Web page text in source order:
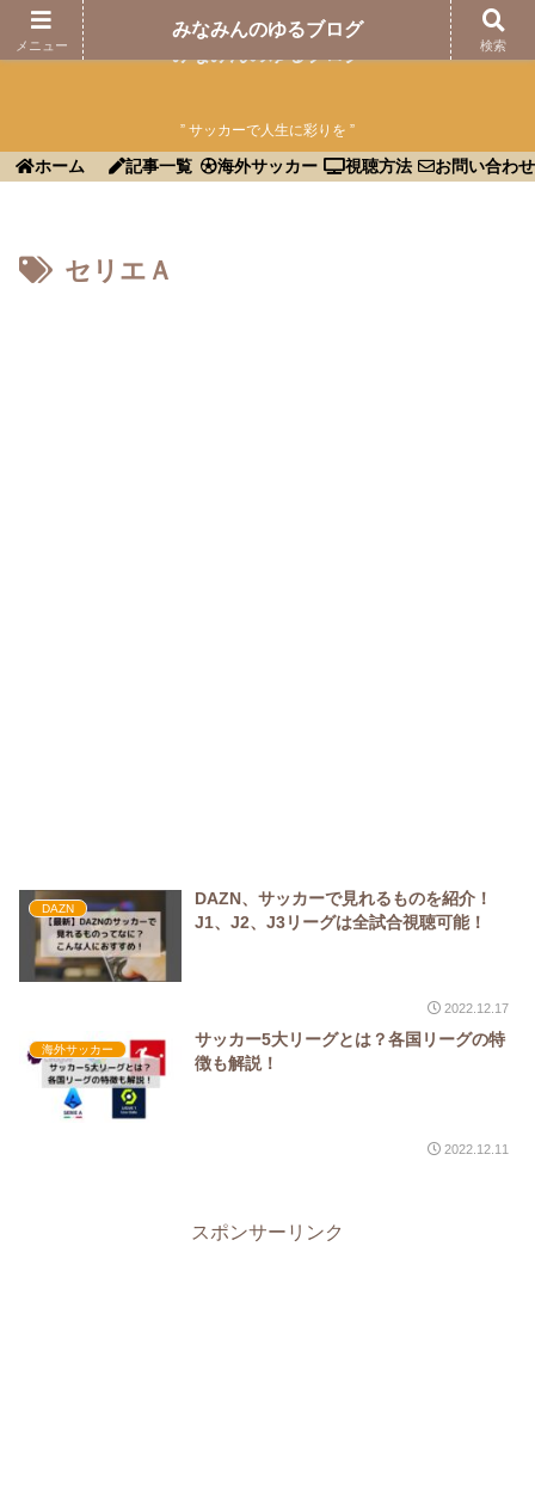
” サッカーで人生に彩りを ”
ホーム 記事一覧 海外サッカー 視聴方法 お問い合わせ
セリエＡ
DAZN
DAZN、サッカーで見れるものを紹介！
J1、J2、J3リーグは全試合視聴可能！
2022.12.17
海外サッカー
サッカー5大リーグとは？各国リーグの特
徴も解説！
2022.12.11
スポンサーリンク
メニュー
みなみんのゆるブログ
検索